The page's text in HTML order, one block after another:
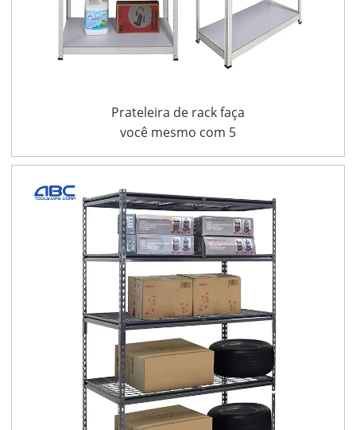
Prateleira de rack faça
você mesmo com 5
camadas, ranhurada e
revestida em pó